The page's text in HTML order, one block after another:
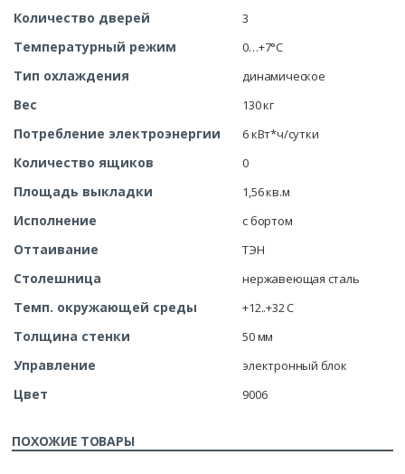
Количество дверей 3
Температурный режим 0…+7°C
Тип охлаждения динамическое
Вес 130 кг
Потребление электроэнергии 6 кВт*ч/сутки
Количество ящиков 0
Площадь выкладки 1,56 кв.м
Исполнение с бортом
Оттаивание ТЭН
Столешница нержавеющая сталь
Темп. окружающей среды +12..+32 С
Толщина стенки 50 мм
Управление электронный блок
Цвет 9006
ПОХОЖИЕ ТОВАРЫ